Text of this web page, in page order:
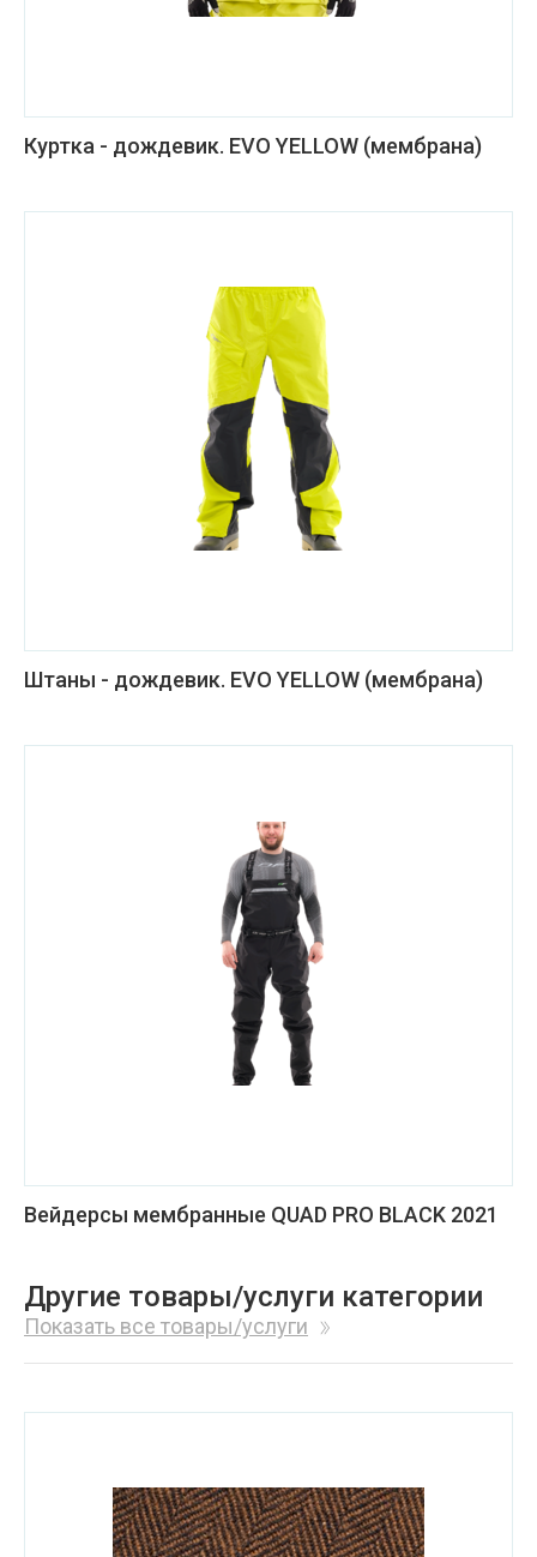
Куртка - дождевик. EVO YELLOW (мембрана)
Штаны - дождевик. EVO YELLOW (мембрана)
Вейдерсы мембранные QUAD PRO BLACK 2021
Другие товары/услуги категории
Показать все товары/услуги